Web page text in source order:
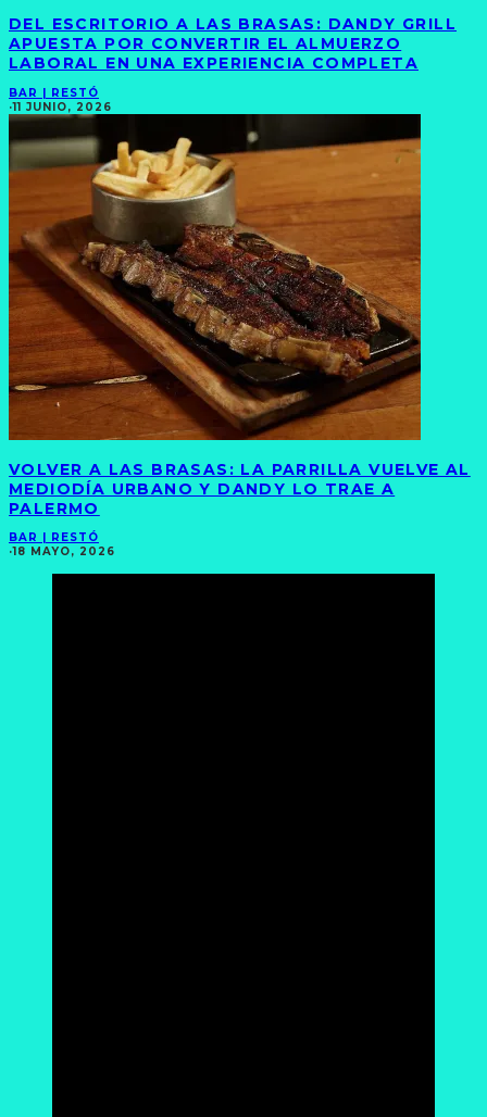
DEL ESCRITORIO A LAS BRASAS: DANDY GRILL
APUESTA POR CONVERTIR EL ALMUERZO
LABORAL EN UNA EXPERIENCIA COMPLETA
BAR | RESTÓ
·11 JUNIO, 2026
VOLVER A LAS BRASAS: LA PARRILLA VUELVE AL
MEDIODÍA URBANO Y DANDY LO TRAE A
PALERMO
BAR | RESTÓ
·18 MAYO, 2026